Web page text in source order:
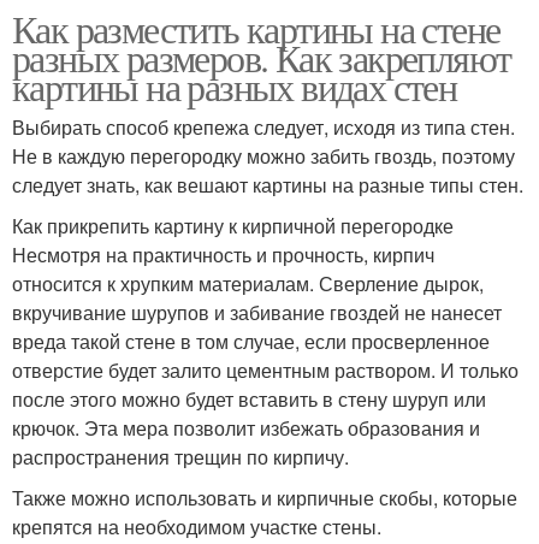
Как разместить картины на стене
разных размеров. Как закрепляют
картины на разных видах стен
Выбирать способ крепежа следует, исходя из типа стен.
Не в каждую перегородку можно забить гвоздь, поэтому
следует знать, как вешают картины на разные типы стен.
Как прикрепить картину к кирпичной перегородке
Несмотря на практичность и прочность, кирпич
относится к хрупким материалам. Сверление дырок,
вкручивание шурупов и забивание гвоздей не нанесет
вреда такой стене в том случае, если просверленное
отверстие будет залито цементным раствором. И только
после этого можно будет вставить в стену шуруп или
крючок. Эта мера позволит избежать образования и
распространения трещин по кирпичу.
Также можно использовать и кирпичные скобы, которые
крепятся на необходимом участке стены.